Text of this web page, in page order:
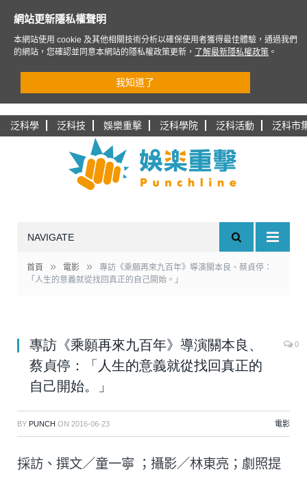
泛科學 泛科技 娛樂重擊 泛科學院 泛科活動 泛科市
NAVIGATE
首頁 » 電影 »
專訪《乘願再來九百年》導演關本良、蔡貞停：
「人生的意義就從找回真正的自己開始。」
專訪《乘願再來九百年》導演關本良、
蔡貞停：「人生的意義就從找回真正的
自己開始。」
0
BY PUNCH ON 2016-06-23 電影
採訪、撰文／童一寧 ；攝影／林東亮；劇照提
網站更新隱私權聲明
本網站使用 cookie 及其他相關技術分析以確保使用者獲得最佳體驗，通過我們
的網站，您確認並同意本網站的隱私權政策更新，
了解最新隱私權政策 。
我知道了